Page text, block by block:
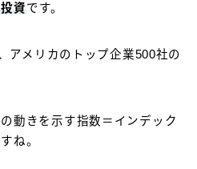
資です。
アメリカのトップ企業500社の
動きを示す指数＝インデック
ね。